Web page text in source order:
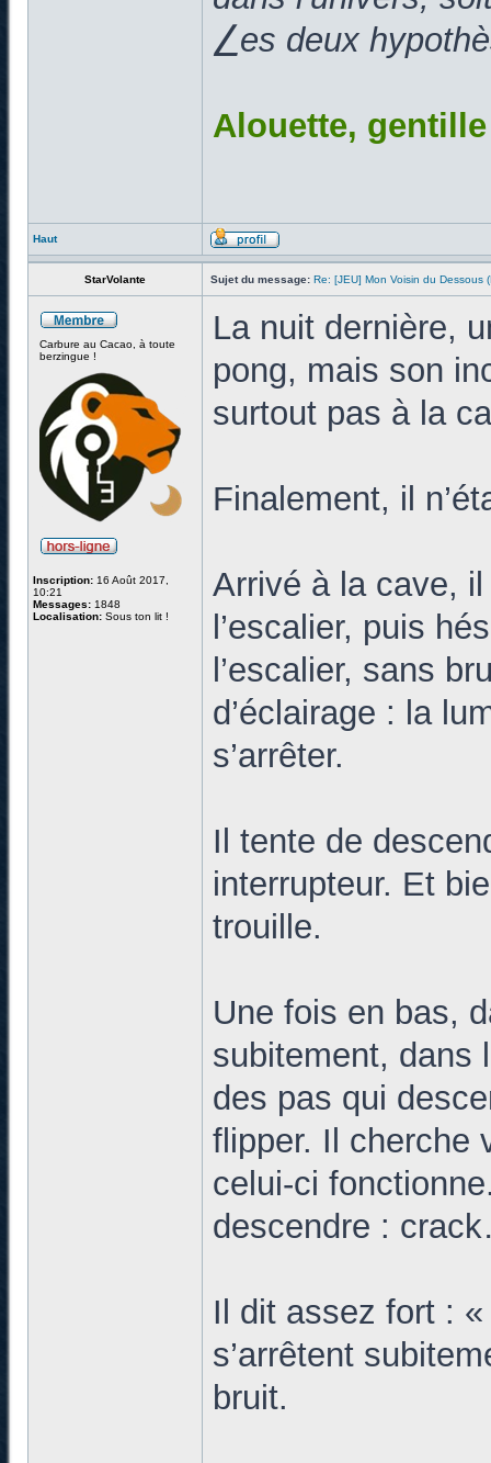
⎳es deux
Alouette,
Haut
StarVolante Sujet du message: Re: [JEU] Mon Voisin du Dessous
Carbure au Cacao, à toute
berzingue !
Inscription: 16 Août 2017,
10:21
Messages: 1848
Localisation: Sous ton lit !
La nuit dernière,
pong, mais son
surtout pas à la
Finalement, il
Arrivé à la cave,
l’escalier, puis
l’escalier, sans
d’éclairage : la
s’arrêter.
Il tente de
interrupteur. Et
trouille.
Une fois en bas,
subitement, dans
des pas qui
flipper. Il cherche
celui-ci
descendre :
Il dit assez fort :
s’arrêtent
bruit.